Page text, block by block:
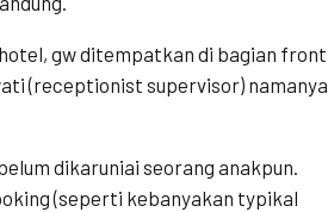
gw ditempatkan di bagian front
(receptionist supervisor) namanya
dikaruniai seorang anakpun.
(seperti kebanyakan typikal